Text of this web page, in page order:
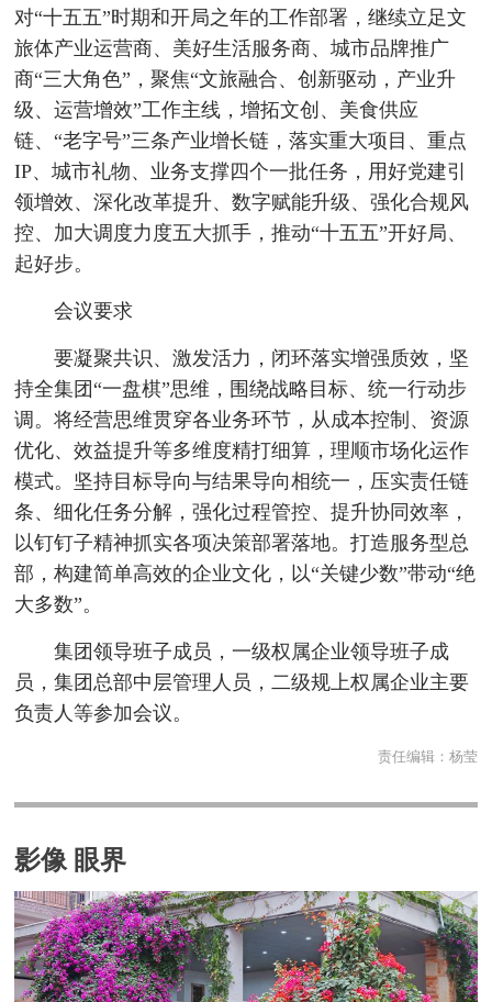
对“十五五”时期和开局之年的工作部署，继续立足文
旅体产业运营商、美好生活服务商、城市品牌推广
商“三大角色”，聚焦“文旅融合、创新驱动，产业升
级、运营增效”工作主线，增拓文创、美食供应
链、“老字号”三条产业增长链，落实重大项目、重点
IP、城市礼物、业务支撑四个一批任务，用好党建引
领增效、深化改革提升、数字赋能升级、强化合规风
控、加大调度力度五大抓手，推动“十五五”开好局、
起好步。
会议要求
要凝聚共识、激发活力，闭环落实增强质效，坚
持全集团“一盘棋”思维，围绕战略目标、统一行动步
调。将经营思维贯穿各业务环节，从成本控制、资源
优化、效益提升等多维度精打细算，理顺市场化运作
模式。坚持目标导向与结果导向相统一，压实责任链
条、细化任务分解，强化过程管控、提升协同效率，
以钉钉子精神抓实各项决策部署落地。打造服务型总
部，构建简单高效的企业文化，以“关键少数”带动“绝
大多数”。
集团领导班子成员，一级权属企业领导班子成
员，集团总部中层管理人员，二级规上权属企业主要
负责人等参加会议。
责任编辑： 杨莹
影像 眼界